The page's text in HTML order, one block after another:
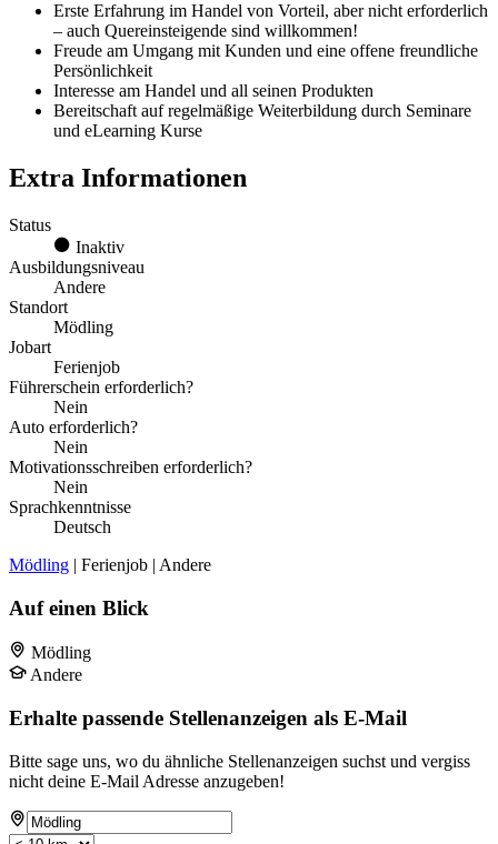
Erste Erfahrung im Handel von Vorteil, aber nicht erforderlich
– auch Quereinsteigende sind willkommen!
Freude am Umgang mit Kunden und eine offene freundliche
Persönlichkeit
Interesse am Handel und all seinen Produkten
Bereitschaft auf regelmäßige Weiterbildung durch Seminare
und eLearning Kurse
Extra Informationen
Status
Inaktiv
Ausbildungsniveau
Andere
Standort
Mödling
Jobart
Ferienjob
Führerschein erforderlich?
Nein
Auto erforderlich?
Nein
Motivationsschreiben erforderlich?
Nein
Sprachkenntnisse
Deutsch
Mödling | Ferienjob | Andere
Auf einen Blick
Mödling
Andere
Erhalte passende Stellenanzeigen als E-Mail
Bitte sage uns, wo du ähnliche Stellenanzeigen suchst und vergiss
nicht deine E-Mail Adresse anzugeben!